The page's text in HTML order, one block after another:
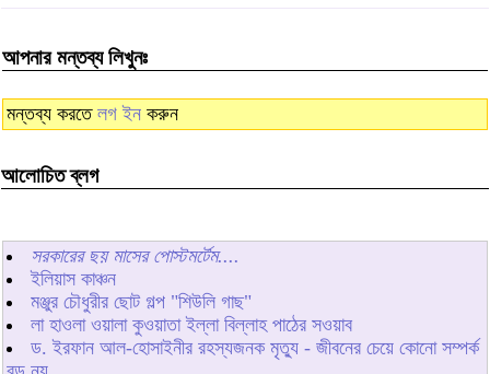
আপনার মন্তব্য লিখুনঃ
মন্তব্য করতে লগ ইন করুন
আলোচিত ব্লগ
সরকারের ছয় মাসের পোস্টমর্টেম....
ইলিয়াস কাঞ্চন
মঞ্জুর চৌধুরীর ছোট গল্প "শিউলি গাছ"
লা হাওলা ওয়ালা কুওয়াতা ইল্লা বিল্লাহ পাঠের সওয়াব
ড. ইরফান আল-হোসাইনীর রহস্যজনক মৃত্যু - জীবনের চেয়ে কোনো সম্পর্ক